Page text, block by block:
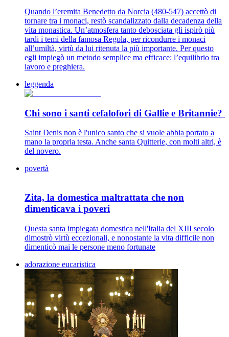
Quando l’eremita Benedetto da Norcia (480-547) accettò di
tornare tra i monaci, restò scandalizzato dalla decadenza della
vita monastica. Un’atmosfera tanto debosciata gli ispirò più
tardi i temi della famosa Regola, per ricondurre i monaci
all’umiltà, virtù da lui ritenuta la più importante. Per questo
egli impiegò un metodo semplice ma efficace: l’equilibrio tra
lavoro e preghiera.
leggenda
Chi sono i santi cefalofori di Gallie e Britannie?
Saint Denis non è l'unico santo che si vuole abbia portato a
mano la propria testa. Anche santa Quitterie, con molti altri, è
del novero.
povertà
Zita, la domestica maltrattata che non
dimenticava i poveri
Questa santa impiegata domestica nell'Italia del XIII secolo
dimostrò virtù eccezionali, e nonostante la vita difficile non
dimenticò mai le persone meno fortunate
adorazione eucaristica